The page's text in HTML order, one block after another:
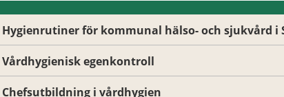
Hygienrutiner för kommunal hälso- och sjukvård i
Vårdhygienisk egenkontroll
Chefsutbildning i vårdhygien